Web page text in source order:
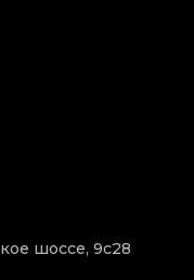
шоссе, 9с28